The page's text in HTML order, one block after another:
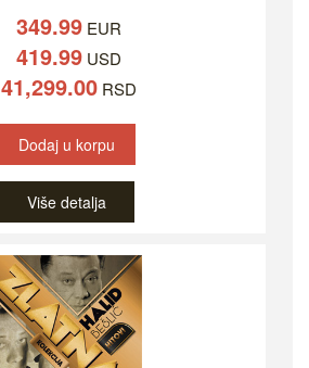
349.99 EUR
419.99 USD
41,299.00 RSD
Dodaj u korpu
Više detalja